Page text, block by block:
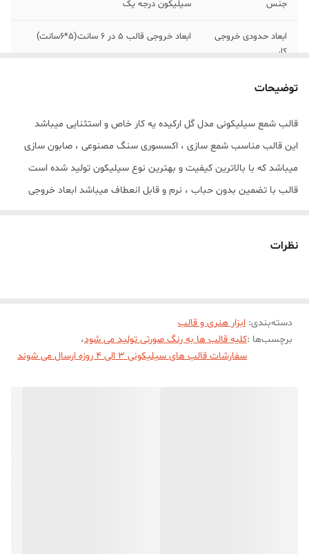
جنس سیلیکون درجه یک
ابعاد حدودی خروجی
کار
ابعاد خروجی قالب 5 در 6 سانت(5*6سانت)
توضیحات
قالب شمع سیلیکونی مدل گل ارکیده یه کار خاص و استثنایی میباشد
این قالب مناسب شمع سازی ، اکسسوری سنگ مصنوعی ، صابون سازی
میباشد که با بالاترین کیفیت و بهترین نوع سیلیکون تولید شده است
قالب با تضمین بدون حباب ، نرم و قابل انعطاف میباشد ابعاد خروجی
نظرات
دسته‌بندی: ابزار هنری و قالب
برچسب‌ها :کلیه قالب ها به رنگ صورتی تولید می شود،
سفارشات قالب های سیلیکونی 3 الی 4 روزه ارسال می شوند